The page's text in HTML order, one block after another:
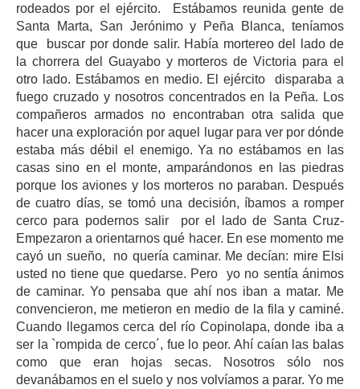
rodeados por el ejército. Estábamos reunida gente de
Santa Marta, San Jerónimo y Peña Blanca, teníamos
que buscar por donde salir. Había mortereo del lado de
la chorrera del Guayabo y morteros de Victoria para el
otro lado. Estábamos en medio. El ejército disparaba a
fuego cruzado y nosotros concentrados en la Peña. Los
compañeros armados no encontraban otra salida que
hacer una exploración por aquel lugar para ver por dónde
estaba más débil el enemigo. Ya no estábamos en las
casas sino en el monte, amparándonos en las piedras
porque los aviones y los morteros no paraban. Después
de cuatro días, se tomó una decisión, íbamos a romper
cerco para podernos salir por el lado de Santa Cruz-
Empezaron a orientarnos qué hacer. En ese momento me
cayó un sueño, no quería caminar. Me decían: mire Elsi
usted no tiene que quedarse. Pero yo no sentía ánimos
de caminar. Yo pensaba que ahí nos iban a matar. Me
convencieron, me metieron en medio de la fila y caminé.
Cuando llegamos cerca del río Copinolapa, donde iba a
ser la `rompida de cerco´, fue lo peor. Ahí caían las balas
como que eran hojas secas. Nosotros sólo nos
devanábamos en el suelo y nos volvíamos a parar. Yo me